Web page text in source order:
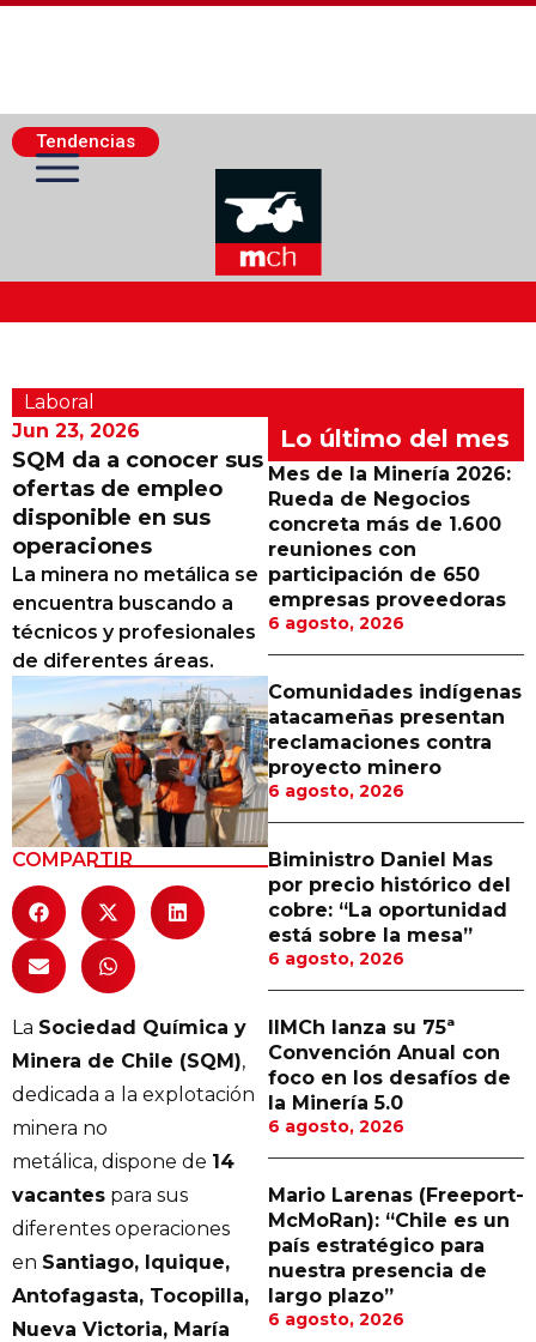
Tendencias
Actualidad Minera
Minería Superficie
Minerí­a Subterránea
Proveedores
Canal Digital
Columnas de Opinión
Designaciones
Calendario de Eventos
Revistas Digital
Siguenos
Laboral
Jun 23, 2026
SQM da a conocer sus
ofertas de empleo
disponible en sus
operaciones
La minera no metálica se
encuentra buscando a
técnicos y profesionales
de diferentes áreas.
COMPARTIR
La Sociedad Química y
Minera de Chile (SQM),
dedicada a la explotación
minera no
metálica, dispone de 14
vacantes para sus
diferentes operaciones
en Santiago, Iquique,
Antofagasta, Tocopilla,
Nueva Victoria, María
Lo último del mes
Mes de la Minería 2026:
Rueda de Negocios
concreta más de 1.600
reuniones con
participación de 650
empresas proveedoras
6 agosto, 2026
Comunidades indígenas
atacameñas presentan
reclamaciones contra
proyecto minero
6 agosto, 2026
Biministro Daniel Mas
por precio histórico del
cobre: “La oportunidad
está sobre la mesa”
6 agosto, 2026
IIMCh lanza su 75ª
Convención Anual con
foco en los desafíos de
la Minería 5.0
6 agosto, 2026
Mario Larenas (Freeport-
McMoRan): “Chile es un
país estratégico para
nuestra presencia de
largo plazo”
6 agosto, 2026